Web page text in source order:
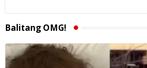
Balitang OMG!